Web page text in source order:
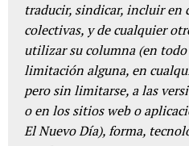
traducir, sindicar, incluir en
colectivas, y de cualquier
utilizar su columna (en
limitación alguna, en
pero sin limitarse, a las
o en los sitios web o
El Nuevo Día), forma,